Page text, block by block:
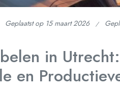
Geplaatst op 15 maart 2026
in
en